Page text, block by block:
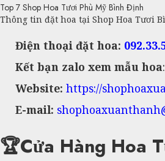
Top 7 Shop Hoa Tươi Phù Mỹ Bình Định
Thông tin đặt hoa tại Shop Hoa Tươi
Điện thoại đặt hoa:
Kết bạn zalo xem mẫu hoa:
Website: https://
E-mail:
🏆Cửa Hàng Hoa